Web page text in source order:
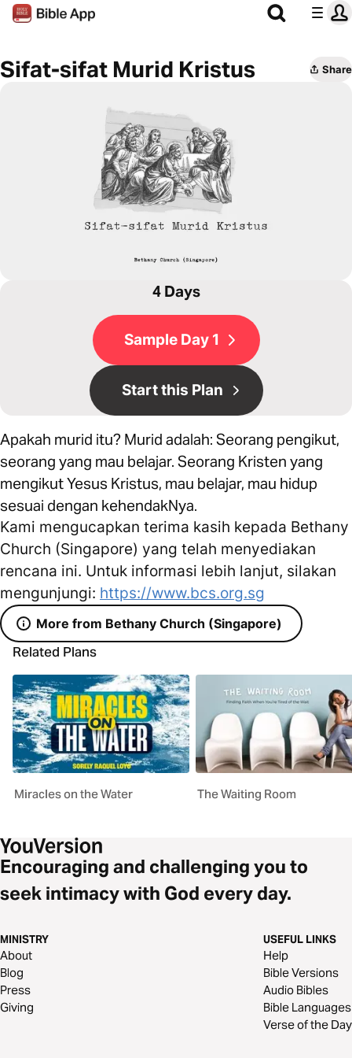
Sifat-sifat Murid Kristus Share
4 Days
Sample Day 1
Start this Plan
Apakah murid itu? Murid adalah: Seorang pengikut,
seorang yang mau belajar. Seorang Kristen yang
mengikut Yesus Kristus, mau belajar, mau hidup
sesuai dengan kehendakNya.
Kami mengucapkan terima kasih kepada Bethany
Church (Singapore) yang telah menyediakan
rencana ini. Untuk informasi lebih lanjut, silakan
mengunjungi: https://www.bcs.org.sg
More from Bethany Church (Singapore)
Related Plans
Miracles on the Water The Waiting Room
Encouraging and challenging you to
seek intimacy with God every day.
MINISTRY
About
Blog
Press
Giving
USEFUL LINKS
Help
Bible Versions
Audio Bibles
Bible Languages
Verse of the Day